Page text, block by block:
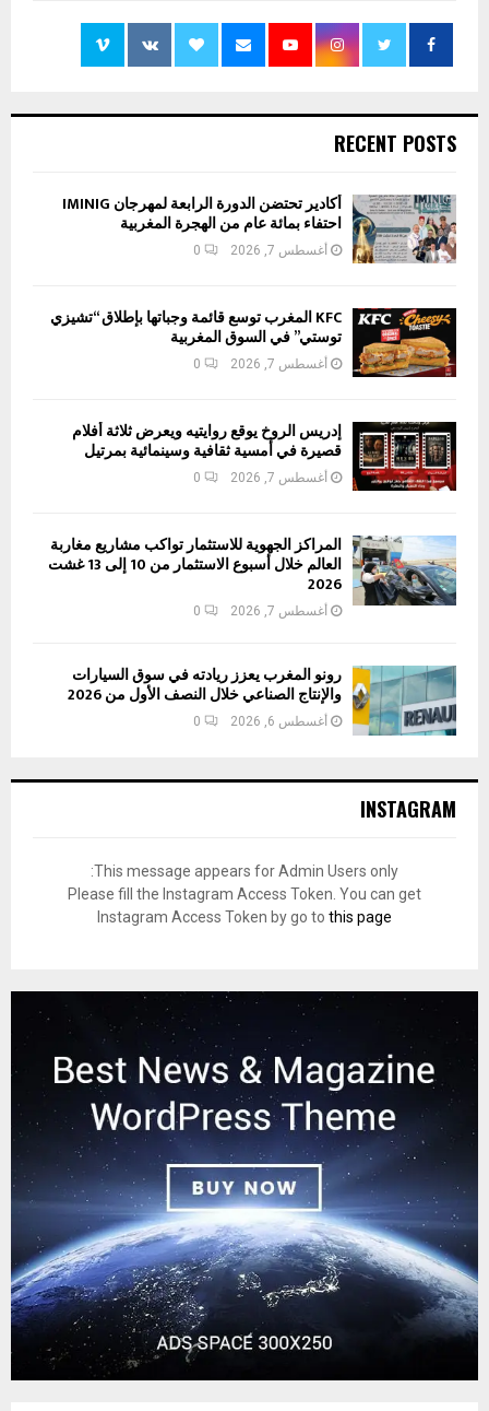
RECENT POSTS
أكادير تحتضن الدورة الرابعة لمهرجان IMINIG
احتفاء بمائة عام من الهجرة المغربية
أغسطس 7, 2026 0
KFC المغرب توسع قائمة وجباتها بإطلاق “تشيزي
توستي” في السوق المغربية
أغسطس 7, 2026 0
إدريس الروخ يوقع روايتيه ويعرض ثلاثة أفلام
قصيرة في أمسية ثقافية وسينمائية بمرتيل
أغسطس 7, 2026 0
المراكز الجهوية للاستثمار تواكب مشاريع مغاربة
العالم خلال أسبوع الاستثمار من 10 إلى 13 غشت
2026
أغسطس 7, 2026 0
رونو المغرب يعزز ريادته في سوق السيارات
والإنتاج الصناعي خلال النصف الأول من 2026
أغسطس 6, 2026 0
INSTAGRAM
This message appears for Admin Users only:
Please fill the Instagram Access Token. You can get
Instagram Access Token by go to this page